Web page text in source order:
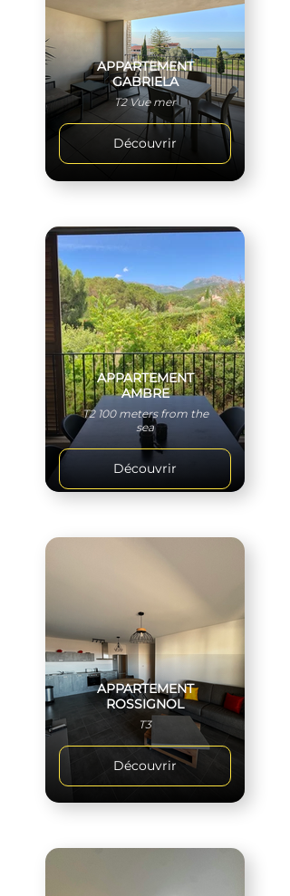
APPARTEMENT
GABRIELA
T2 Vue mer
Découvrir
APPARTEMENT
AMBRE
T2 100 meters from the
sea
Découvrir
APPARTEMENT
ROSSIGNOL
T3
Découvrir